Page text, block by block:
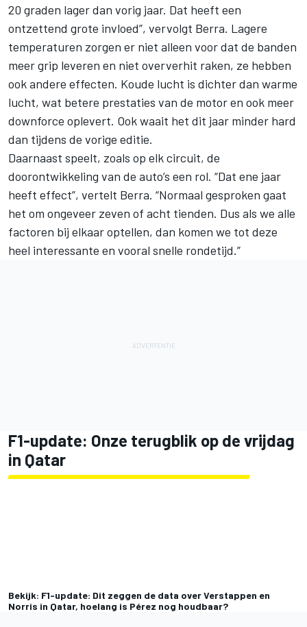
20 graden lager dan vorig jaar. Dat heeft een
ontzettend grote invloed”, vervolgt Berra. Lagere
temperaturen zorgen er niet alleen voor dat de banden
meer grip leveren en niet oververhit raken, ze hebben
ook andere effecten. Koude lucht is dichter dan warme
lucht, wat betere prestaties van de motor en ook meer
downforce oplevert. Ook waait het dit jaar minder hard
dan tijdens de vorige editie.
Daarnaast speelt, zoals op elk circuit, de
doorontwikkeling van de auto’s een rol. “Dat ene jaar
heeft effect”, vertelt Berra. “Normaal gesproken gaat
het om ongeveer zeven of acht tienden. Dus als we alle
factoren bij elkaar optellen, dan komen we tot deze
heel interessante en vooral snelle rondetijd.”
F1-update: Onze terugblik op de vrijdag
in Qatar
Bekijk: F1-update: Dit zeggen de data over Verstappen en
Norris in Qatar, hoelang is Pérez nog houdbaar?